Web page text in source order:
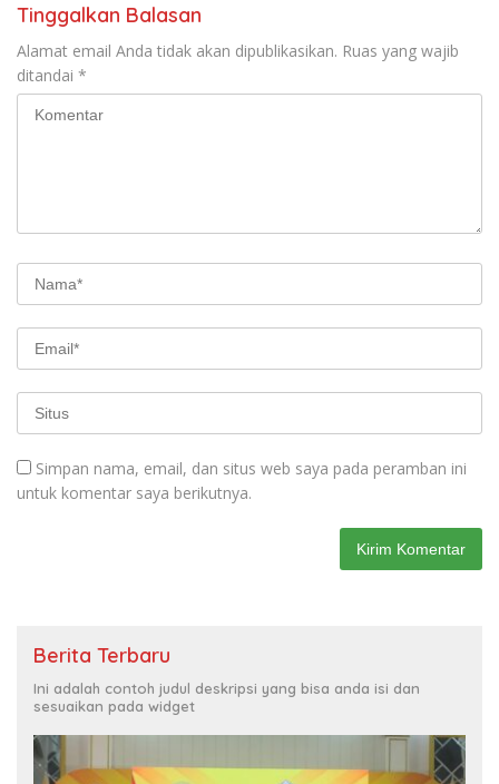
Tinggalkan Balasan
Alamat email Anda tidak akan dipublikasikan. Ruas yang wajib
ditandai *
Simpan nama, email, dan situs web saya pada peramban ini
untuk komentar saya berikutnya.
Berita Terbaru
Ini adalah contoh judul deskripsi yang bisa anda isi dan
sesuaikan pada widget